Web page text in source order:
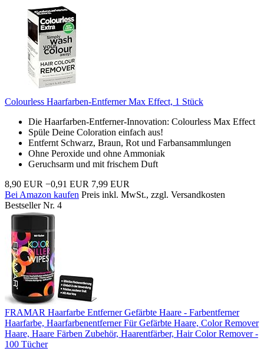
Colourless Haarfarben-Entferner Max Effect, 1 Stück
Die Haarfarben-Entferner-Innovation: Colourless Max Effect
Spüle Deine Coloration einfach aus!
Entfernt Schwarz, Braun, Rot und Farbansammlungen
Ohne Peroxide und ohne Ammoniak
Geruchsarm und mit frischem Duft
8,90 EUR −0,91 EUR 7,99 EUR
Bei Amazon kaufen Preis inkl. MwSt., zzgl. Versandkosten
Bestseller Nr. 4
FRAMAR Haarfarbe Entferner Gefärbte Haare - Farbentferner
Haarfarbe, Haarfarbenentferner Für Gefärbte Haare, Color Remover
Haare, Haare Färben Zubehör, Haarentfärber, Hair Color Remover -
100 Tücher